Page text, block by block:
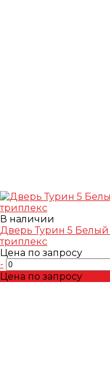
В наличии
Дверь Турин 5
триплекс
Цена по запросу
-
Цена по запросу